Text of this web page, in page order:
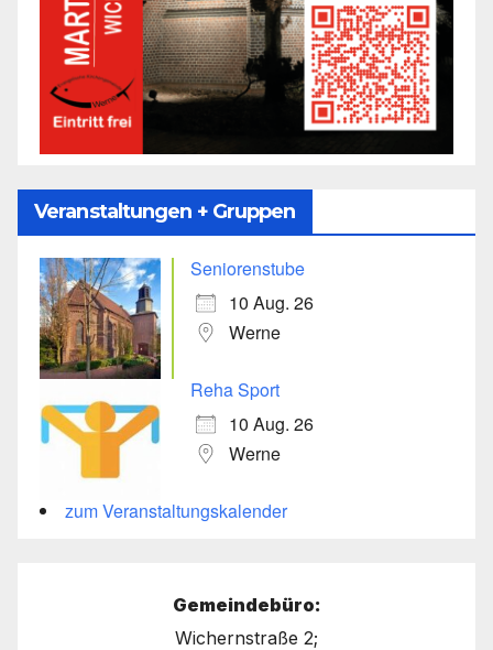
Veranstaltungen + Gruppen
Seniorenstube
10 Aug. 26
Werne
Reha Sport
10 Aug. 26
Werne
zum Veranstaltungskalender
Gemeindebüro:
Wichernstraße 2;